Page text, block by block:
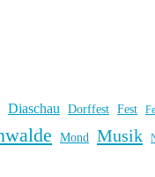
Diaschau Dorffest Fest
Mond Musik